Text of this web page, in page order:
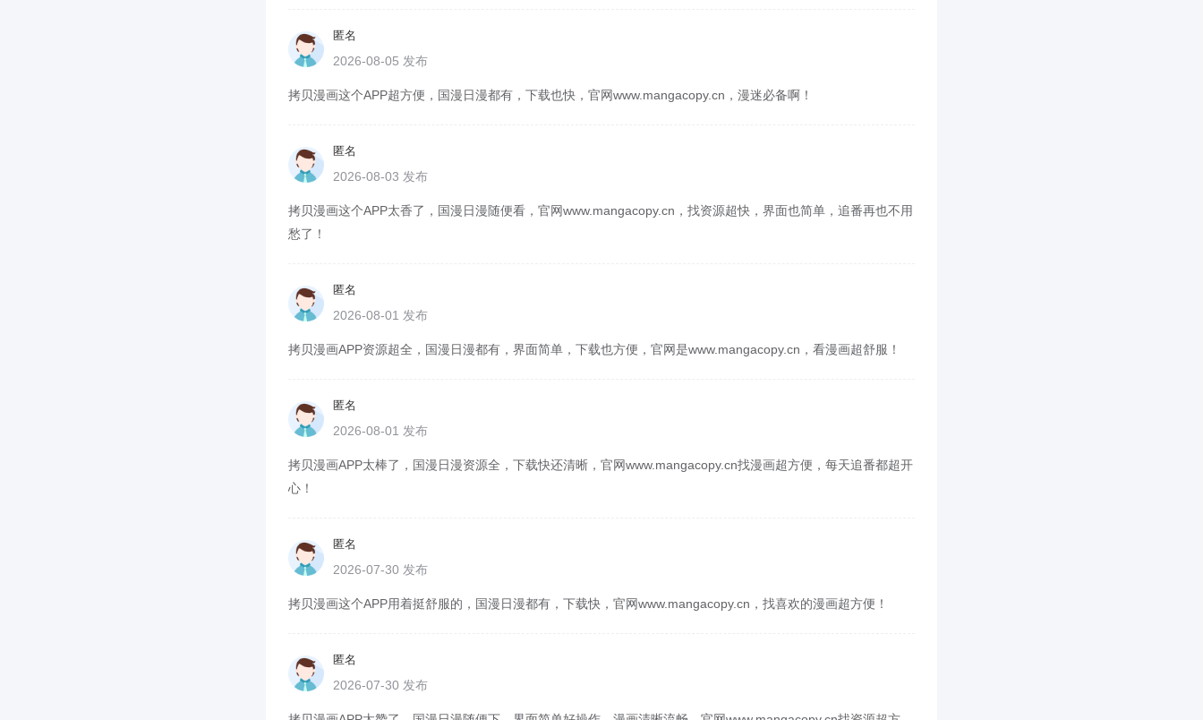
匿名
2026-08-05 发布
拷贝漫画这个APP超方便，国漫日漫都有，下载也快，官网www.mangacopy.cn，漫迷必备啊！
匿名
2026-08-03 发布
拷贝漫画这个APP太香了，国漫日漫随便看，官网www.mangacopy.cn，找资源超快，界面也简单，追番再也不用
愁了！
匿名
2026-08-01 发布
拷贝漫画APP资源超全，国漫日漫都有，界面简单，下载也方便，官网是www.mangacopy.cn，看漫画超舒服！
匿名
2026-08-01 发布
拷贝漫画APP太棒了，国漫日漫资源全，下载快还清晰，官网www.mangacopy.cn找漫画超方便，每天追番都超开
心！
匿名
2026-07-30 发布
拷贝漫画这个APP用着挺舒服的，国漫日漫都有，下载快，官网www.mangacopy.cn，找喜欢的漫画超方便！
匿名
2026-07-30 发布